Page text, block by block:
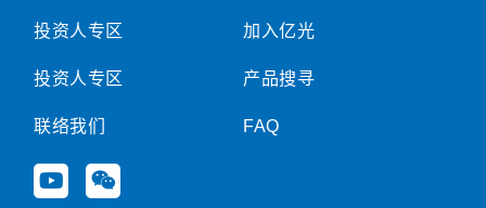
投资人专区
投资人专区
联络我们
Y
o
W
e
加入亿光
产品搜寻
FAQ